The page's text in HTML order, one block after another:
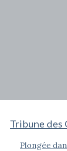
Tribune des
Plongée